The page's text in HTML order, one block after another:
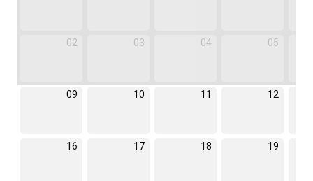
02 03 04 05
09 10 11 12
16 17 18 19